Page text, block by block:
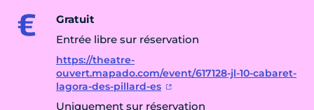
Gratuit
Entrée libre sur réservation
https://theatre-
ouvert.mapado.com/event/617128-jl-10-cabaret-
lagora-des-pillard-es
Uniquement sur réservation